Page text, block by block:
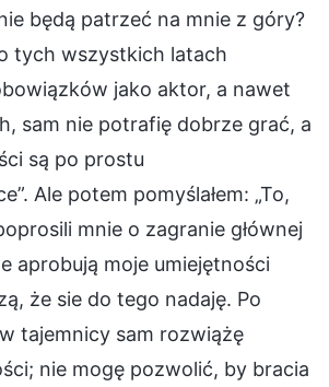
będą patrzeć na mnie z góry?
tych wszystkich latach
jako aktor, a nawet
sam nie potrafię dobrze grać, a
są po prostu
Ale potem pomyślałem: „To,
mnie o zagranie głównej
aprobują moje umiejętności
że sie do tego nadaję. Po
tajemnicy sam rozwiążę
nie mogę pozwolić, by bracia